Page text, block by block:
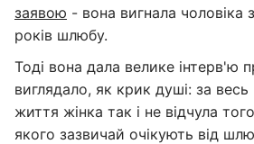
заявою - вона вигнала чоловіка
років шлюбу.
Тоді вона дала велике інтерв'ю
виглядало, як крик душі: за весь
життя жінка так і не відчула
якого зазвичай очікують від